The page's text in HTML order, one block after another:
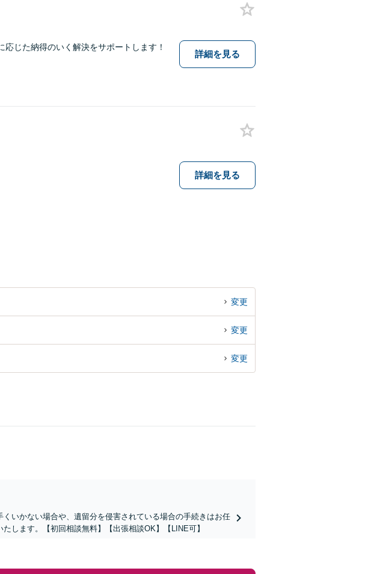
じた納得のいく解決をサポートします！
詳細を見る
詳細を見る
変更
変更
変更
いかない場合や、遺留分を侵害されている場合の手続きはお任
します。【初回相談無料】【出張相談OK】【LINE可】